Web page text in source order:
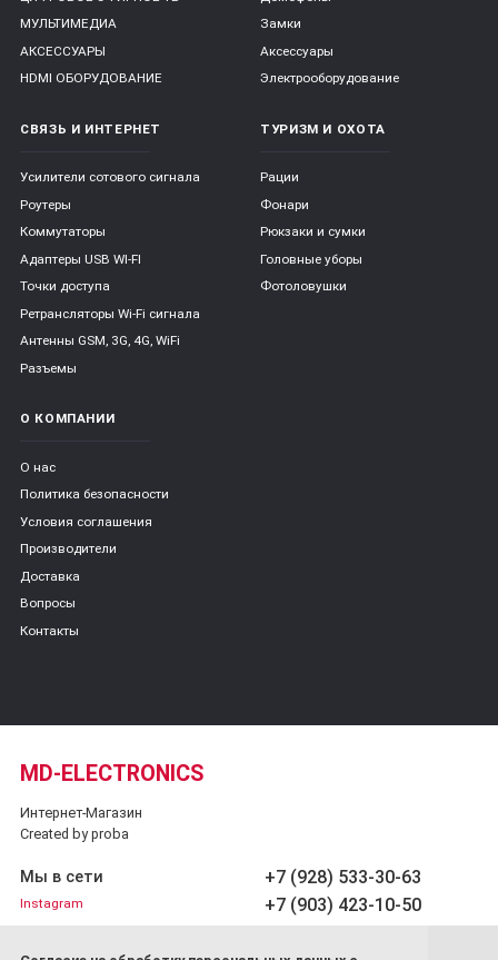
МУЛЬТИМЕДИА
АКСЕССУАРЫ
HDMI ОБОРУДОВАНИЕ
Замки
Аксессуары
Электрооборудование
СВЯЗЬ И ИНТЕРНЕТ
Усилители сотового сигнала
Роутеры
Коммутаторы
Адаптеры USB WI-FI
Точки доступа
Ретрансляторы Wi-Fi сигнала
Антенны GSM, 3G, 4G, WiFi
Разъемы
ТУРИЗМ И ОХОТА
Рации
Фонари
Рюкзаки и сумки
Головные уборы
Фотоловушки
О КОМПАНИИ
О нас
Политика безопасности
Условия соглашения
Производители
Доставка
Вопросы
Контакты
MD-ELECTRONICS
Интернет-Магазин
Created by proba
+7 (928) 533-30-63
+7 (903) 423-10-50
Мы в сети
Instagram